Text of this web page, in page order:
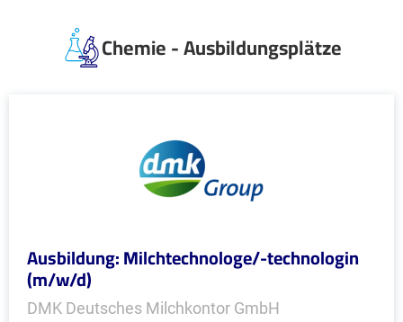
Chemie - Ausbildungsplätze
Ausbildung: Milchtechnologe/-technologin
(m/w/d)
DMK Deutsches Milchkontor GmbH